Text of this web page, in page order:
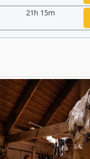
21h 15m